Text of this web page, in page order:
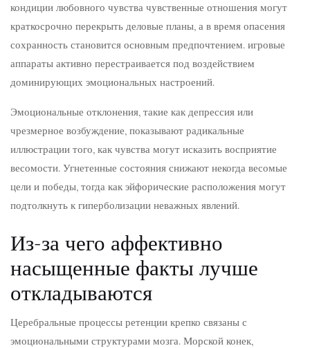
кондиции любовного чувства чувственные отношения могут
краткосрочно перекрыть деловые планы, а в время опасения
сохранность становится основным предпочтением. игровые
аппараты активно перестраивается под воздействием
доминирующих эмоциональных настроений.
Эмоциональные отклонения, такие как депрессия или
чрезмерное возбуждение, показывают радикальные
иллюстрации того, как чувства могут исказить восприятие
весомости. Угнетенные состояния снижают некогда весомые
цели и победы, тогда как эйфорические расположения могут
подтолкнуть к гиперболизации неважных явлений.
Из-за чего аффективно
насыщенные факты лучше
откладываются
Церебральные процессы ретенции крепко связаны с
эмоциональными структурами мозга. Морской конек,